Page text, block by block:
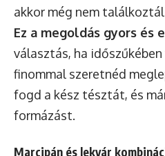
akkor még nem
Ez a megoldás gyors és
választás, ha
finommal szeretnéd
fogd a kész tésztát, és
formázást.
Marcipán és lekvár